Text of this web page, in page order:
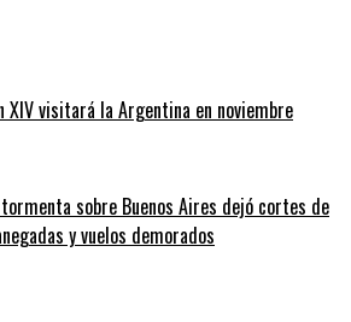
XIV visitará la Argentina en noviembre
sobre Buenos Aires dejó cortes de
y vuelos demorados